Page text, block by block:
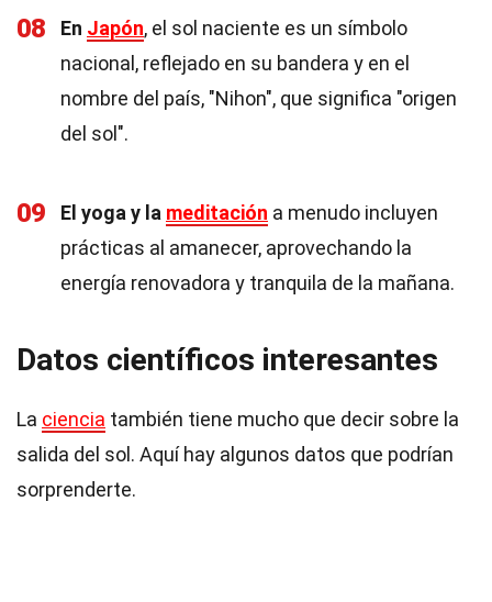
08 En Japón, el sol naciente es un símbolo
nacional, reflejado en su bandera y en el
nombre del país, "Nihon", que significa "origen
del sol".
09 El yoga y la meditación a menudo incluyen
prácticas al amanecer, aprovechando la
energía renovadora y tranquila de la mañana.
Datos científicos interesantes
La ciencia también tiene mucho que decir sobre la
salida del sol. Aquí hay algunos datos que podrían
sorprenderte.